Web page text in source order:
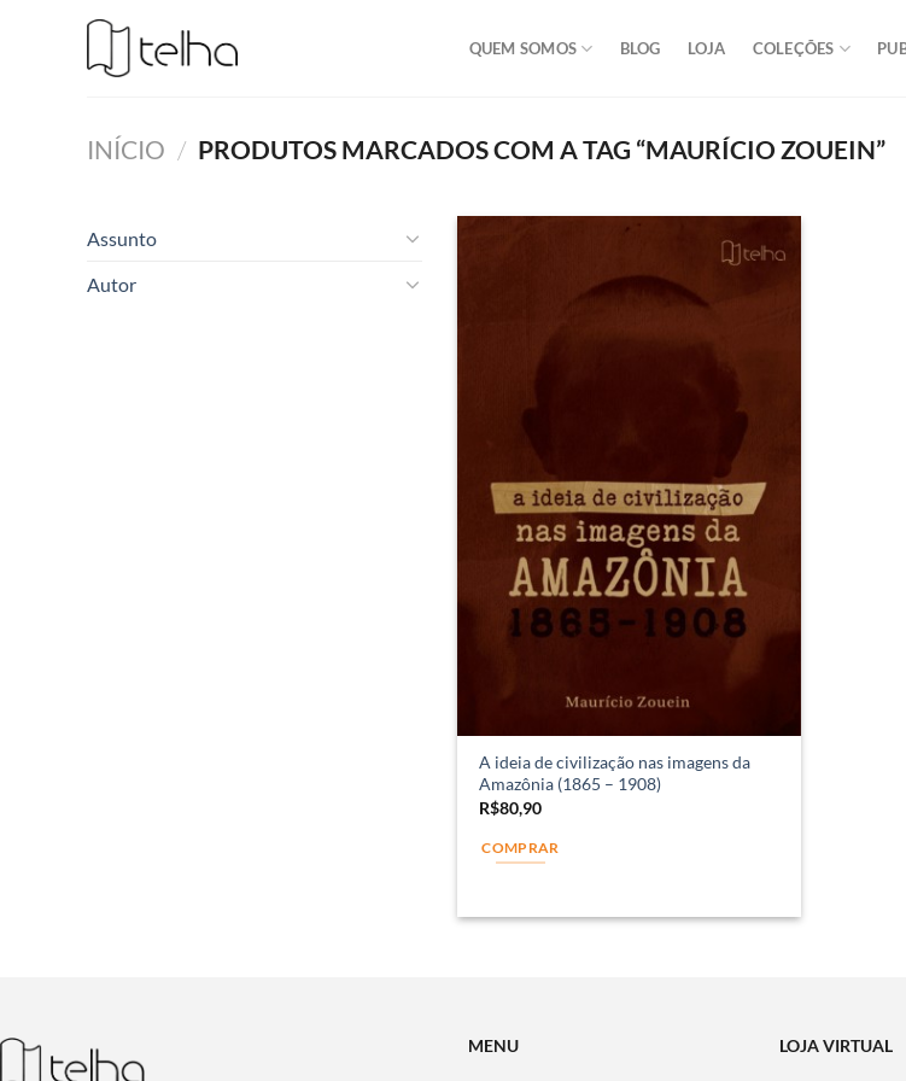
QUEM SOMOS BLOG LOJA COLEÇÕES
INÍCIO / PRODUTOS MARCADOS COM A TAG “MAURÍCIO ZOUEIN”
Assunto
Autor
A ideia de civilização nas imagens da
Amazônia (1865 – 1908)
R$80,90
COMPRAR
MENU LOJA VIRTUAL